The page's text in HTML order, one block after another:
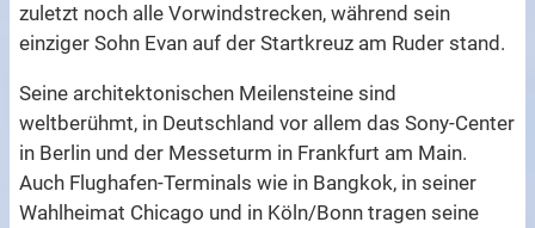
zuletzt noch alle Vorwindstrecken, während sein
einziger Sohn Evan auf der Startkreuz am Ruder stand.
Seine architektonischen Meilensteine sind
weltberühmt, in Deutschland vor allem das Sony-Center
in Berlin und der Messeturm in Frankfurt am Main.
Auch Flughafen-Terminals wie in Bangkok, in seiner
Wahlheimat Chicago und in Köln/Bonn tragen seine